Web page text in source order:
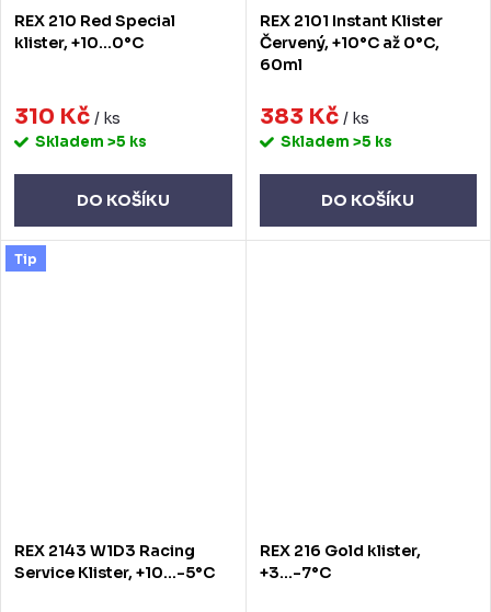
REX 210 Red Special
klister, +10...0°C
310 Kč / ks
Skladem >5 ks
DO KOŠÍKU
REX 2101 Instant Klister
Červený, +10°C až 0°C,
60ml
383 Kč / ks
Skladem >5 ks
DO KOŠÍKU
Tip
REX 2143 W1D3 Racing
Service Klister, +10…-5°C
REX 216 Gold klister,
+3…-7°C